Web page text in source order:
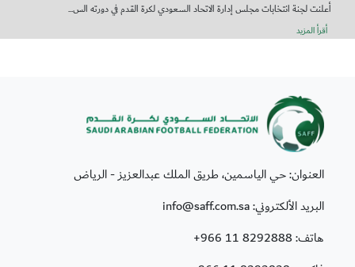
أعلنت لجنة انتخابات مجلس إدارة الاتحاد السعودي لكرة القدم في دورته الس...
أقرأ المزيد
العنوان: حي الياسمين، طريق الملك عبدالعزيز - الرياض
البريد الألكتروني: info@saff.com.sa
هاتف:+966 11 8292888